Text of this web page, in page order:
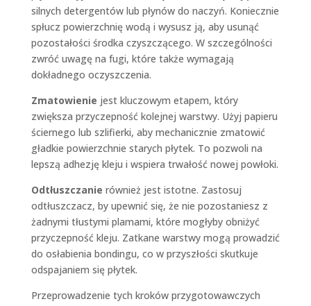
silnych detergentów lub płynów do naczyń. Koniecznie
spłucz powierzchnię wodą i wysusz ją, aby usunąć
pozostałości środka czyszczącego. W szczególności
zwróć uwagę na fugi, które także wymagają
dokładnego oczyszczenia.
Zmatowienie jest kluczowym etapem, który
zwiększa przyczepność kolejnej warstwy. Użyj papieru
ściernego lub szlifierki, aby mechanicznie zmatowić
gładkie powierzchnie starych płytek. To pozwoli na
lepszą adhezję kleju i wspiera trwałość nowej powłoki.
Odtłuszczanie również jest istotne. Zastosuj
odtłuszczacz, by upewnić się, że nie pozostaniesz z
żadnymi tłustymi plamami, które mogłyby obniżyć
przyczepność kleju. Zatkane warstwy mogą prowadzić
do osłabienia bondingu, co w przyszłości skutkuje
odspajaniem się płytek.
Przeprowadzenie tych kroków przygotowawczych